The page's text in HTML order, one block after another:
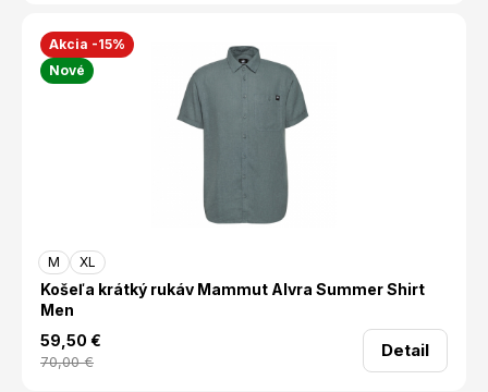
každodenné nosenie. Hlavné prednosti trička Massone
Light T-Shirt Men: Priedušné Elastické Krátky rukáv
Predĺžený strih Okrúhly výstrih Kliny v podpazuší Materiál:
Recyklovnaý polyester, Konopí, Lyocell Strihové špecifiká:
Regular Fit Hmotnosť (g): 184
Akcia -15%
Nové
M XL
Košeľa krátký rukáv Mammut Alvra Summer Shirt
Men
59,50 €
70,00€
Detail